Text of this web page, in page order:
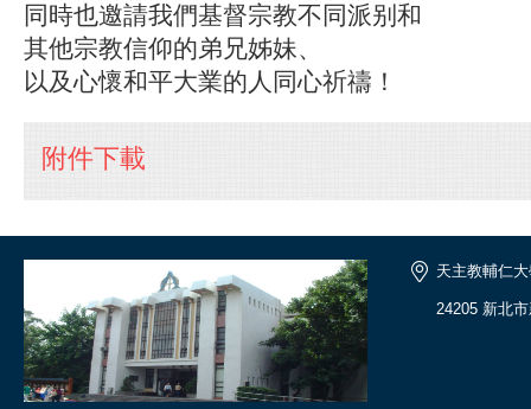
同時也邀請我們基督宗教不同派别和
其他宗教信仰的弟兄姊妹、
以及心懷和平大業的人同心祈禱！
附件下載
天主教輔仁
24205 新北